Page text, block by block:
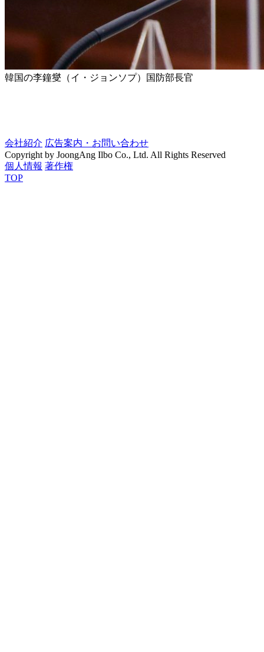
韓国の李鐘燮（イ・ジョンソプ）国防部長官
会社紹介 広告案内・お問い合わせ
Copyright by JoongAng Ilbo Co., Ltd. All Rights Reserved
個人情報 著作権
TOP